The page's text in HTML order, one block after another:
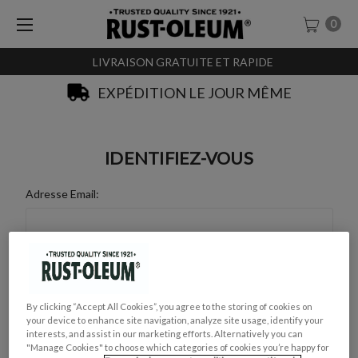
LIVRAISON GRATUITE ET RAPIDE
0
EXPÉDITION LE JOUR MÊME
IDENTIFIEZ-VOUS
Adresse Email:
Mot de Passe :
By clicking “Accept All Cookies”, you agree to the storing of cookies on
your device to enhance site navigation, analyze site usage, identify your
interests, and assist in our marketing efforts. Alternatively you can
"Manage Cookies" to choose which categories of cookies you’re happy for